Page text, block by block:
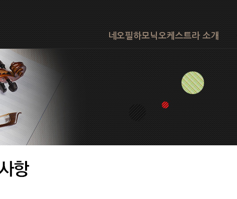
네오필하모닉오케스트라 소개